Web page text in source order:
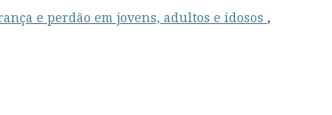
e perdão em jovens, adultos e idosos ,